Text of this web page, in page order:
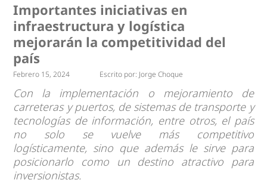
Importantes iniciativas en
infraestructura y logística
mejorarán la competitividad del
país
Febrero 15, 2024 Escrito por: Jorge Choque
Con la implementación o mejoramiento de
carreteras y puertos, de sistemas de transporte y
tecnologías de información, entre otros, el país
no solo se vuelve más competitivo
logísticamente, sino que además le sirve para
posicionarlo como un destino atractivo para
inversionistas.